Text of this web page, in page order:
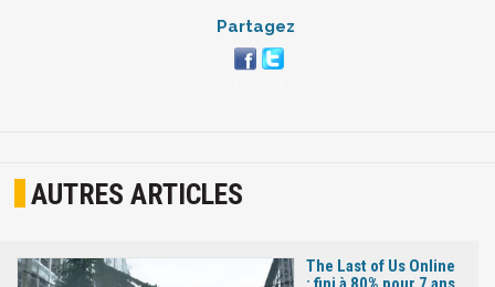
Partagez
AUTRES ARTICLES
The Last of Us Online